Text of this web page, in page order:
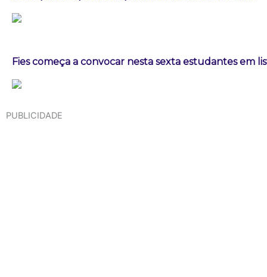
Fies começa a convocar nesta sexta estudantes em
PUBLICIDADE